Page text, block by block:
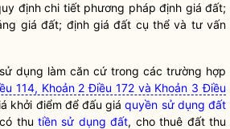
định chi tiết phương pháp định giá đất;
giá đất; định giá đất cụ thể và tư vấn
dụng làm căn cứ trong các trường hợp
114, Khoản 2 Điều 172 và Khoản 3 Điều
khởi điểm để đấu giáquyền sử dụng đất
thutiền sử dụng đất, cho thuê đất thu